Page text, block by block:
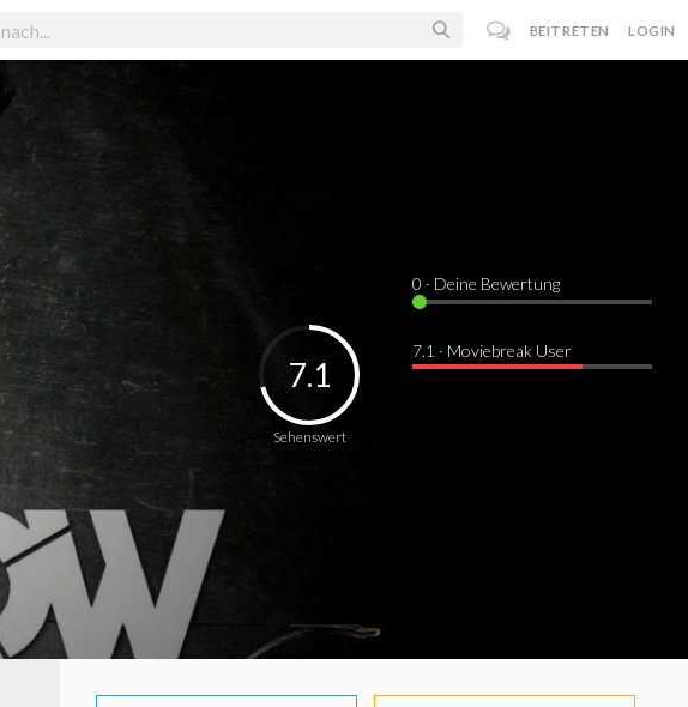
BEITRETEN LOGIN
Sehenswert
7.1
0 · Deine Bewertung
7.1 · Moviebreak User